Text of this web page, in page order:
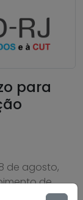
para
de agosto,
de
custeio